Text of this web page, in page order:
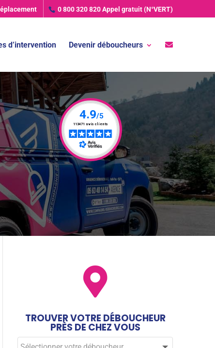
0 800 320 820Appel gratuit (N°VERT)
d’intervention Devenir déboucheurs
TROUVER VOTRE DÉBOUCHEUR
PRÈS DE CHEZ VOUS